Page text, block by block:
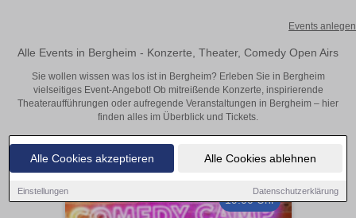
Alle Cookies akzeptieren Alle Cookies ablehnen
Einstellungen Datenschutzerklärung
Events anlegen
Alle Events in Bergheim - Konzerte, Theater, Comedy Open Airs
Sie wollen wissen was los ist in Bergheim? Erleben Sie in Bergheim
vielseitiges Event-Angebot! Ob mitreißende Konzerte, inspirierende
Theateraufführungen oder aufregende Veranstaltungen in Bergheim – hier
finden alles im Überblick und Tickets.
19:00 Uhr